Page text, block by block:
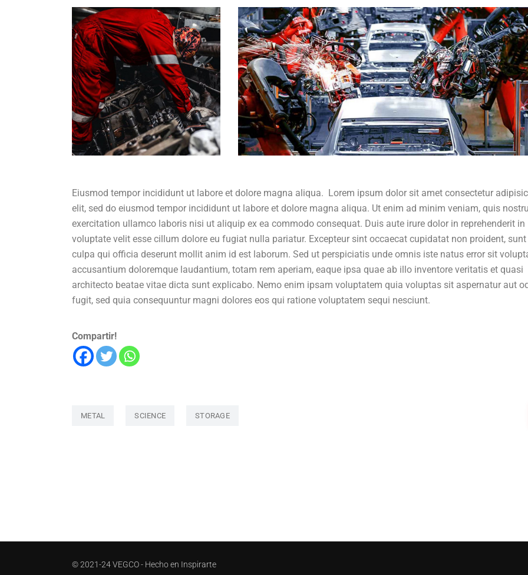
Eiusmod tempor incididunt ut labore et dolore magna aliqua. Lorem ipsum dolor sit amet consectetur
elit, sed do eiusmod tempor incididunt ut labore et dolore magna aliqua. Ut enim ad minim veniam, quis
exercitation ullamco laboris nisi ut aliquip ex ea commodo consequat. Duis aute irure dolor in reprehenderit in
voluptate velit esse cillum dolore eu fugiat nulla pariatur. Excepteur sint occaecat cupidatat non proident,
culpa qui officia deserunt mollit anim id est laborum. Sed ut perspiciatis unde omnis iste natus error sit
accusantium doloremque laudantium, totam rem aperiam, eaque ipsa quae ab illo inventore veritatis et quasi
architecto beatae vitae dicta sunt explicabo. Nemo enim ipsam voluptatem quia voluptas sit aspernatur aut
fugit, sed quia consequuntur magni dolores eos qui ratione voluptatem sequi nesciunt.
Compartir!
METAL SCIENCE STORAGE
© 2021-24 VEGCO - Hecho en Inspirarte